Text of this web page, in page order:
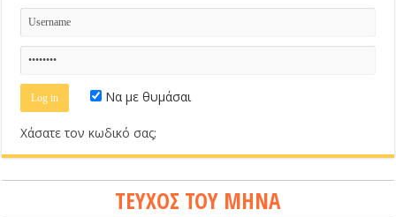
Να με θυμάσαι
Χάσατε τον κωδικό σας;
ΤΕΥΧΟΣ ΤΟΥ ΜΗΝΑ